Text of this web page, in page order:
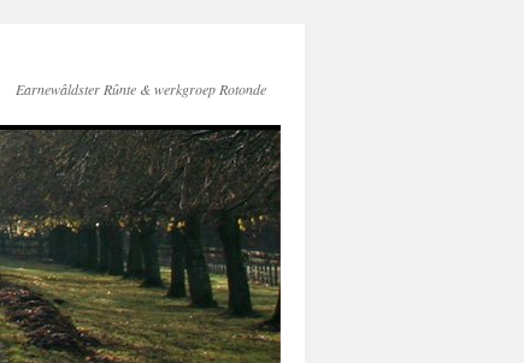
Earnewâldster Rûnte & werkgroep Rotonde